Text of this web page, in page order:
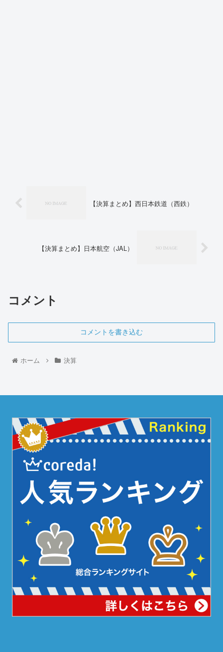
【決算まとめ】西日本鉄道（西鉄）
【決算まとめ】日本航空（JAL）
コメント
コメントを書き込む
ホーム 決算